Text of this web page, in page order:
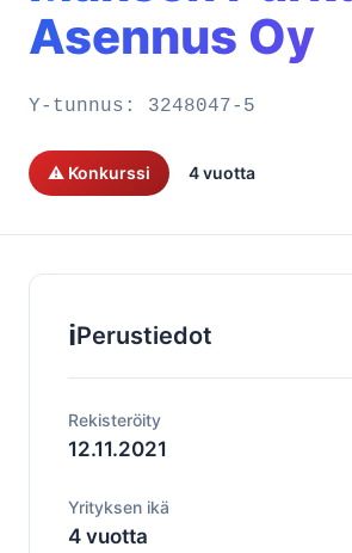
Asennus Oy
Y-tunnus: 3248047-5
⚠️ Konkurssi 4 vuotta
ℹ️Perustiedot
Rekisteröity
12.11.2021
Yrityksen ikä
4 vuotta